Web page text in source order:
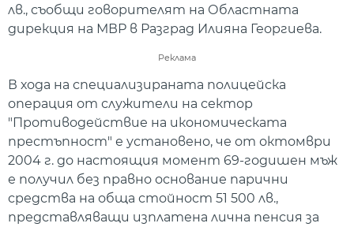
лв., съобщи говорителят на Областната
дирекция на МВР в Разград Илияна Георгиева.
Реклама
В хода на специализираната полицейска
операция от служители на сектор
"Противодействие на икономическата
престъпност" е установено, че от октомври
2004 г. до настоящия момент 69-годишен мъж
е получил без правно основание парични
средства на обща стойност 51 500 лв.,
представляващи изплатена лична пенсия за